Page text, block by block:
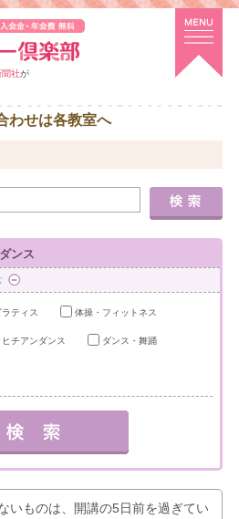
聞社が
わせは各教室へ
ンス
ティス 体操・フィットネス
チアンダンス ダンス・舞踊
いものは、開講の5日前を過ぎてい